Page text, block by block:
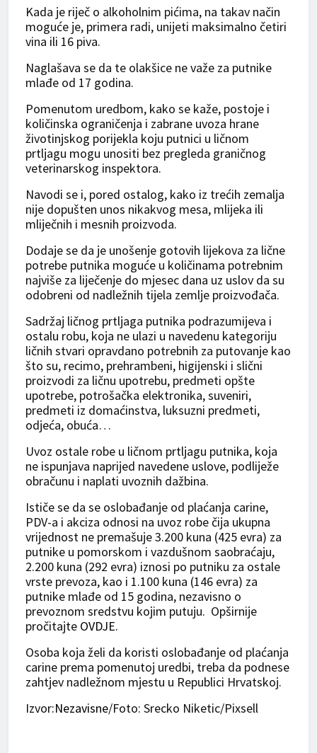
Kada je riječ o alkoholnim pićima, na takav način
moguće je, primera radi, unijeti maksimalno četiri
vina ili 16 piva.
Naglašava se da te olakšice ne važe za putnike
mlađe od 17 godina.
Pomenutom uredbom, kako se kaže, postoje i
količinska ograničenja i zabrane uvoza hrane
životinjskog porijekla koju putnici u ličnom
prtljagu mogu unositi bez pregleda graničnog
veterinarskog inspektora.
Navodi se i, pored ostalog, kako iz trećih zemalja
nije dopušten unos nikakvog mesa, mlijeka ili
mliječnih i mesnih proizvoda.
Dodaje se da je unošenje gotovih lijekova za lične
potrebe putnika moguće u količinama potrebnim
najviše za liječenje do mjesec dana uz uslov da su
odobreni od nadležnih tijela zemlje proizvođača.
Sadržaj ličnog prtljaga putnika podrazumijeva i
ostalu robu, koja ne ulazi u navedenu kategoriju
ličnih stvari opravdano potrebnih za putovanje kao
što su, recimo, prehrambeni, higijenski i slični
proizvodi za ličnu upotrebu, predmeti opšte
upotrebe, potrošačka elektronika, suveniri,
predmeti iz domaćinstva, luksuzni predmeti,
odjeća, obuća…
Uvoz ostale robe u ličnom prtljagu putnika, koja
ne ispunjava naprijed navedene uslove, podliježe
obračunu i naplati uvoznih dažbina.
Ističe se da se oslobađanje od plaćanja carine,
PDV-a i akciza odnosi na uvoz robe čija ukupna
vrijednost ne premašuje 3.200 kuna (425 evra) za
putnike u pomorskom i vazdušnom saobraćaju,
2.200 kuna (292 evra) iznosi po putniku za ostale
vrste prevoza, kao i 1.100 kuna (146 evra) za
putnike mlađe od 15 godina, nezavisno o
prevoznom sredstvu kojim putuju. Opširnije
pročitajte OVDJE.
Osoba koja želi da koristi oslobađanje od plaćanja
carine prema pomenutoj uredbi, treba da podnese
zahtjev nadležnom mjestu u Republici Hrvatskoj.
Izvor:Nezavisne/Foto: Srecko Niketic/Pixsell